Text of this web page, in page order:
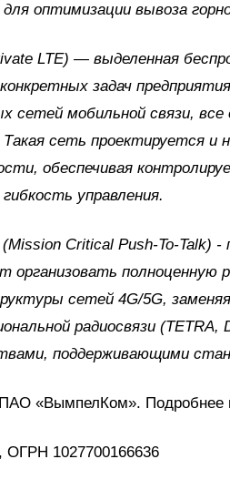
оптимизации вывоза
LTE) — выделенная
задач
сетей мобильной связи,
сеть проектируется и
обеспечивая
управления.
Critical Push-To-Talk)
организовать полноценную
сетей 4G/5G,
радиосвязи
поддерживающими
«ВымпелКом». Подробнее
ОГРН 1027700166636